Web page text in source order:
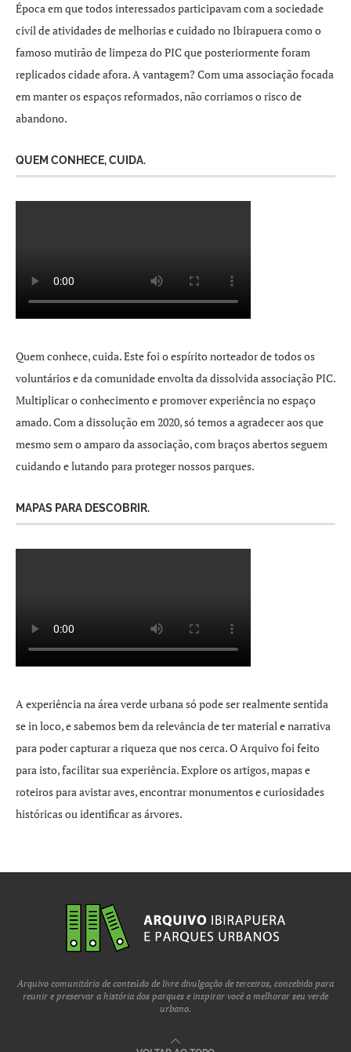
Época em que todos interessados participavam com a sociedade
civil de atividades de melhorias e cuidado no Ibirapuera como o
famoso mutirão de limpeza do PIC que posteriormente foram
replicados cidade afora. A vantagem? Com uma associação focada
em manter os espaços reformados, não corriamos o risco de
abandono.
QUEM CONHECE, CUIDA.
Quem conhece, cuida. Este foi o espírito norteador de todos os
voluntários e da comunidade envolta da dissolvida associação PIC.
Multiplicar o conhecimento e promover experiência no espaço
amado. Com a dissolução em 2020, só temos a agradecer aos que
mesmo sem o amparo da associação, com braços abertos seguem
cuidando e lutando para proteger nossos parques.
MAPAS PARA DESCOBRIR.
A experiência na área verde urbana só pode ser realmente sentida
se in loco, e sabemos bem da relevância de ter material e narrativa
para poder capturar a riqueza que nos cerca. O Arquivo foi feito
para isto, facilitar sua experiência. Explore os artigos, mapas e
roteiros para avistar aves, encontrar monumentos e curiosidades
históricas ou identificar as árvores.
Arquivo comunitário de conteúdo de livre divulgação de terceiros, concebido para
reunir e preservar a história dos parques e inspirar você a melhorar seu verde
urbano.